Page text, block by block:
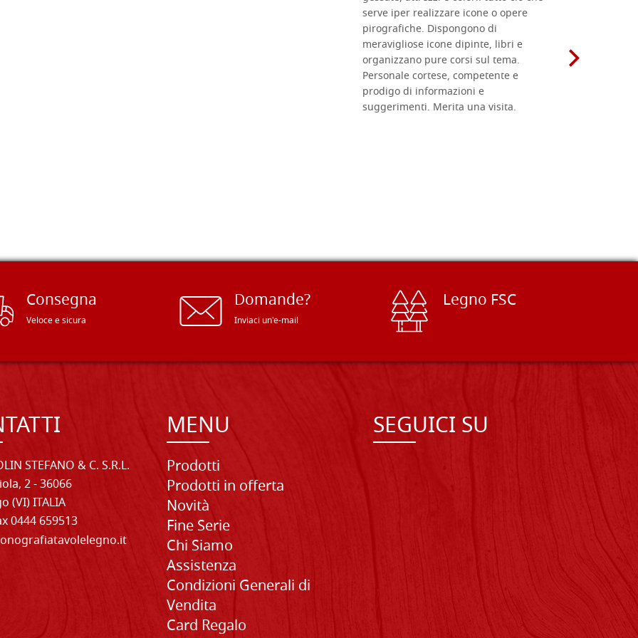
serve iper realizzare icone o opere
pirografiche. Dispongono di
meravigliose icone dipinte, libri e
organizzano pure corsi sul tema.
Personale cortese, competente e
prodigo di informazioni e
suggerimenti. Merita una visita.
Consegna
Veloce e sicura
Domande?
Inviaci un'e-mail
Legno FSC
STEFANO & C. S.R.L.
2 - 36066
(VI) ITALIA
0444 659513
MENU
Prodotti
Prodotti in offerta
Novità
Fine Serie
Chi Siamo
Assistenza
Condizioni Generali di
Vendita
Card Regalo
SEGUICI SU